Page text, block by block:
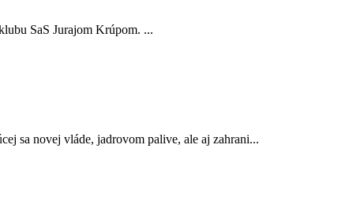
SaS Jurajom Krúpom. ...
sa novej vláde, jadrovom palive, ale aj zahrani...